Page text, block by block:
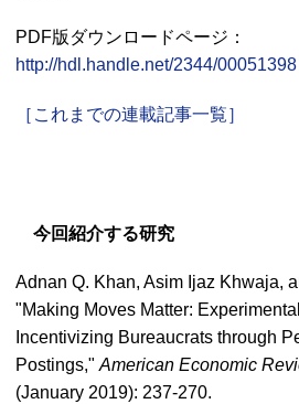
PDF版ダウンロードページ：
http://hdl.handle.net/2344/00051398
［これまでの連載記事一覧］
今回紹介する研究
Adnan Q. Khan, Asim Ijaz Khwaja,
"Making Moves Matter:
Incentivizing Bureaucrats through
Postings," American Economic
(January 2019): 237-270.